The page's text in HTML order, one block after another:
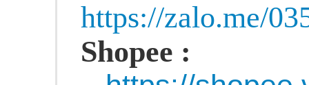
https://zalo.me/
Shopee :